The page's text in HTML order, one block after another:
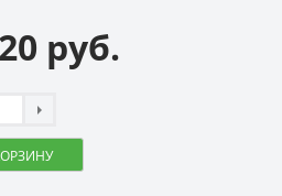
руб.